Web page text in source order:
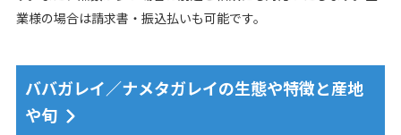
業様の場合は請求書・振込払いも可能です。
ババガレイ／ナメタガレイの生態や特徴と産地
や旬